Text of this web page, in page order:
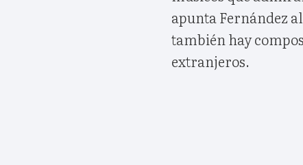
apunta Fernández
también hay
extranjeros.